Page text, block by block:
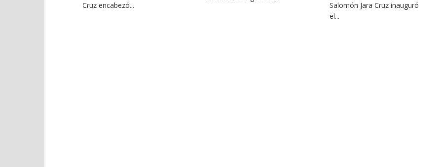
Cruz encabezó...
Salomón Jara Cruz inauguró
el...